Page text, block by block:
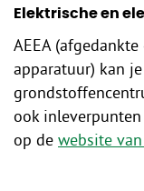
Elektrische en
AEEA
apparatuur) kan
ook
op de website van